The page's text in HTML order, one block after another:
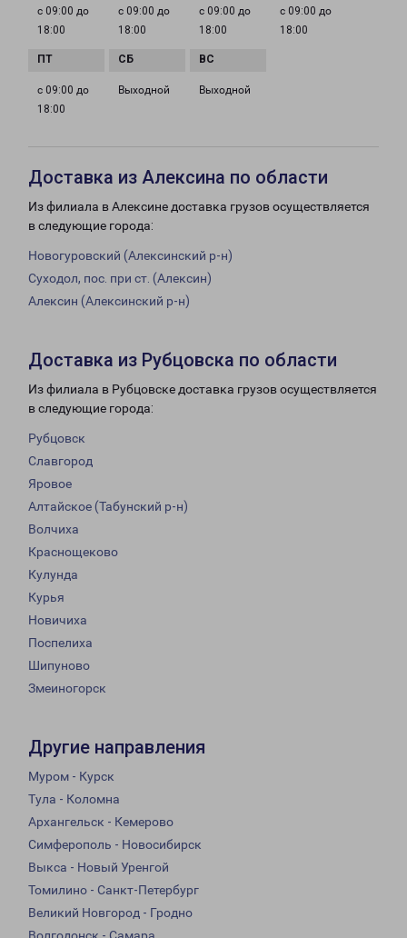
с 09:00 до
18:00
с 09:00 до
18:00
с 09:00 до
18:00
с 09:00 до
18:00
с 09:00 до
18:00
Выходной Выходной
Доставка из Алексина по области
Из филиала в Алексине доставка грузов осуществляется
в следующие города:
Новогуровский (Алексинский р-н)
Суходол, пос. при ст. (Алексин)
Алексин (Алексинский р-н)
Доставка из Рубцовска по области
Из филиала в Рубцовске доставка грузов осуществляется
в следующие города:
Рубцовск
Славгород
Яровое
Алтайское (Табунский р-н)
Волчиха
Краснощеково
Кулунда
Курья
Новичиха
Поспелиха
Шипуново
Змеиногорск
Другие направления
Муром - Курск
Тула - Коломна
Архангельск - Кемерово
Симферополь - Новосибирск
Выкса - Новый Уренгой
Томилино - Санкт-Петербург
Великий Новгород - Гродно